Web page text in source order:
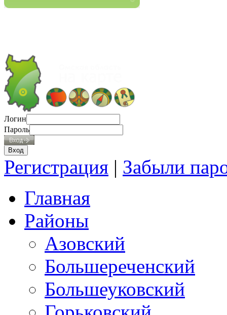
Логин
Пароль
Регистрация | Забыли
Главная
Районы
Азовский
Большереченский
Большеуковский